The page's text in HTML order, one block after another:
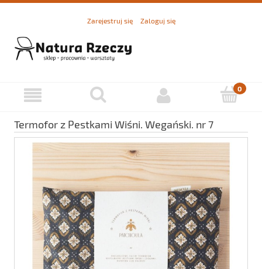
Zarejestruj się Zaloguj się
Termofor z Pestkami Wiśni. Wegański. nr 7